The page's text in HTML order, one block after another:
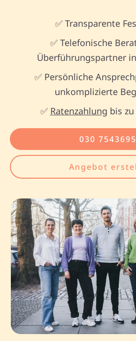
✅ Transparente
✅ Telefonische
Überführungspartner
✅ Persönliche
unkomplizierte
✅ Ratenzahlung bis
030
Angebot